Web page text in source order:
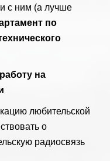
с ним (а лучше
по
на
любительской
о
радиосвязь